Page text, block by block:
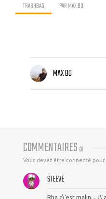
TRASHBAG PARMAX BO
MAX BO
COMMENTAIRES (3)
Vous devez être connecté
STEEVE
Rha c\'est malin...